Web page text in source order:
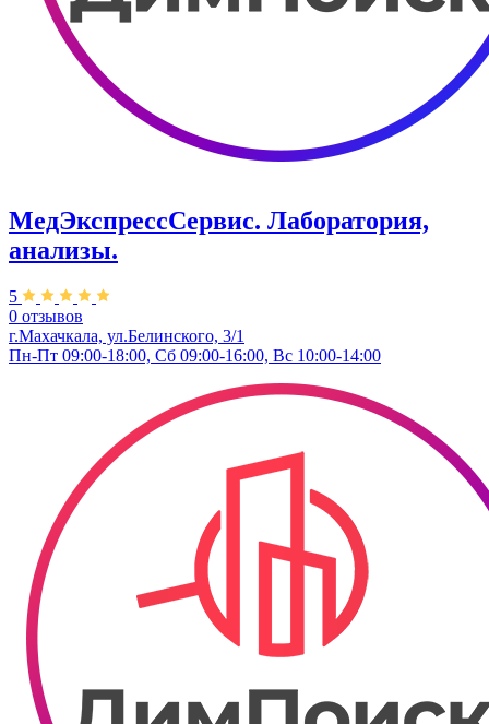
МедЭкспресcСервис. Лаборатория,
анализы.
5
0 отзывов
г.Махачкала, ул.Белинского, 3/1
Пн-Пт 09:00-18:00, Сб 09:00-16:00, Вс 10:00-14:00